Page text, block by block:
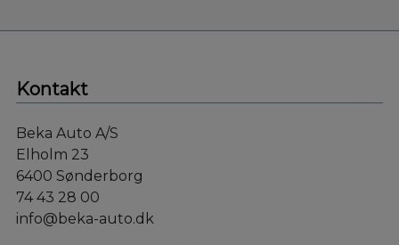
Kontakt
Beka Auto A/S
Elholm 23
6400 Sønderborg
74 43 28 00
info@beka-auto.dk